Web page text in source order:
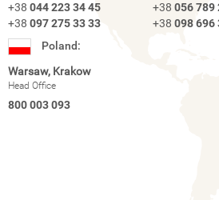
+38 044 223 34 45
+38 097 275 33 33
+38 056 789
+38 098 696
Poland:
Warsaw, Krakow
Head Office
800 003 093